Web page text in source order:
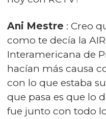
Ani Mestre : Creo
como te decía la
Interamericana de
hacían más causa
con lo que estaba
que pasa es que lo
fue junto con todo